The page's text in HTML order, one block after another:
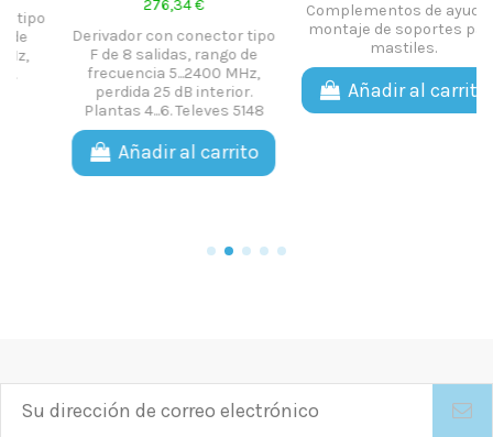
tipo
de
Complementos de ayuda a
montaje de soportes para
mastiles.
Añadir al carrito
Distribuidor óptico 2
ClassA para ser instalado
cabecera
Ver Más